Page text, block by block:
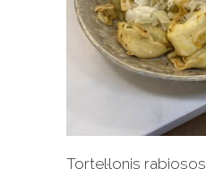
Tortel·lonis rabiosos